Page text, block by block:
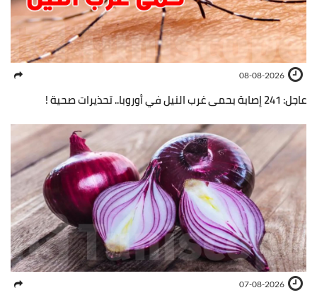
08-08-2026
عاجل: 241 إصابة بحمى غرب النيل في أوروبا.. تحذيرات صحية !
07-08-2026